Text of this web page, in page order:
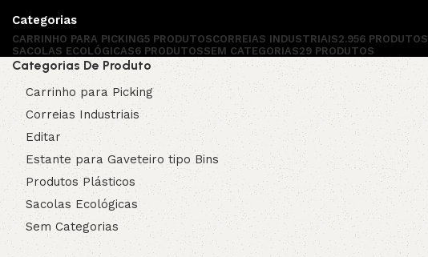
Categorias
CARRINHO PARA PICKING5 PRODUTOSCORREIAS INDUSTRIAIS2.956 PRODUTOS
SACOLAS ECOLÓGICAS6 PRODUTOSSEM CATEGORIAS29 PRODUTOS
Categorias De Produto
Carrinho para Picking
Correias Industriais
Editar
Estante para Gaveteiro tipo Bins
Produtos Plásticos
Sacolas Ecológicas
Sem Categorias